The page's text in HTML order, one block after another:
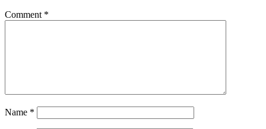
Comment *
Name *